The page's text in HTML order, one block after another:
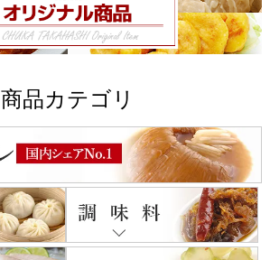
商品カテゴリ